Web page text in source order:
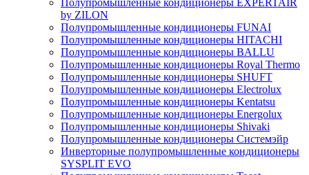
Полупромышленные кондиционеры EXPERTAIR
by ZILON
Полупромышленные кондиционеры FUNAI
Полупромышленные кондиционеры HITACHI
Полупромышленные кондиционеры BALLU
Полупромышленные кондиционеры Royal Thermo
Полупромышленные кондиционеры SHUFT
Полупромышленные кондиционеры Electrolux
Полупромышленные кондиционеры Kentatsu
Полупромышленные кондиционеры Energolux
Полупромышленные кондиционеры Shivaki
Полупромышленные кондиционеры Системэйр
Инверторные полупромышленные кондиционеры
SYSPLIT EVO